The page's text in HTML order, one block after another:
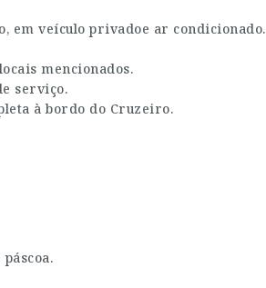
em veículo privadoe ar condicionado.
mencionados.
serviço.
à bordo do Cruzeiro.